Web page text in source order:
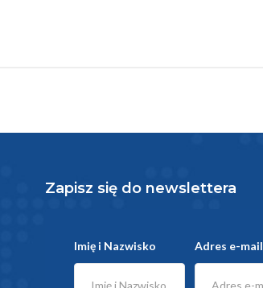
Zapisz się do newslettera
Imię i Nazwisko Adres e-mail